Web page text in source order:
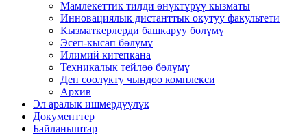
Мамлекеттик тилди өнүктүрүү кызматы
Инновациялык дистанттык окутуу факультети
Кызматкерлерди башкаруу бөлүмү
Эсеп-кысап бөлүмү
Илимий китепкана
Техникалык тейлөө бөлүмү
Ден соолукту чыңдоо комплекси
Архив
Эл аралык ишмердүүлүк
Документтер
Байланыштар